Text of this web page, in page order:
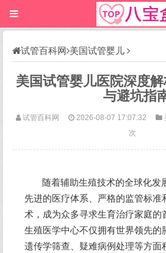
试管百科网 美国试管婴儿
美国试管婴儿医院深度
与避坑指
试管百科网 2026-08-07 17:07:32
次
随着辅助生殖技术的全球化
先进的医疗体系、严格的监管标准
术，成为众多寻求生育治疗家庭的
生殖医学中心不仅拥有世界领先的
遗传学筛查、疑难病例处理等方面